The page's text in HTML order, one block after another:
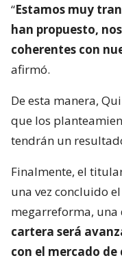
“Estamos muy
han propuesto,
coherentes con
afirmó.
De esta manera,
que los
tendrán un
Finalmente, el
una vez concluido
megarreforma, una
cartera será
con el mercado de